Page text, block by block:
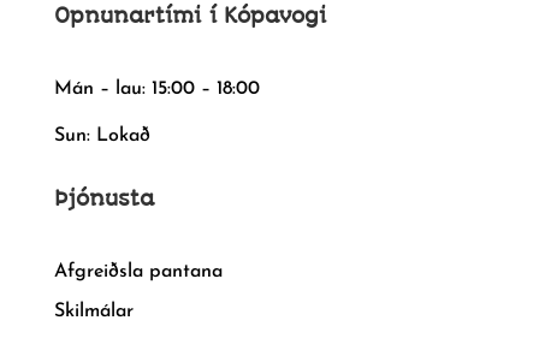
Opnunartími í Kópavogi
Mán – lau: 15:00 – 18:00
Sun: Lokað
Þjónusta
Afgreiðsla pantana
Skilmálar